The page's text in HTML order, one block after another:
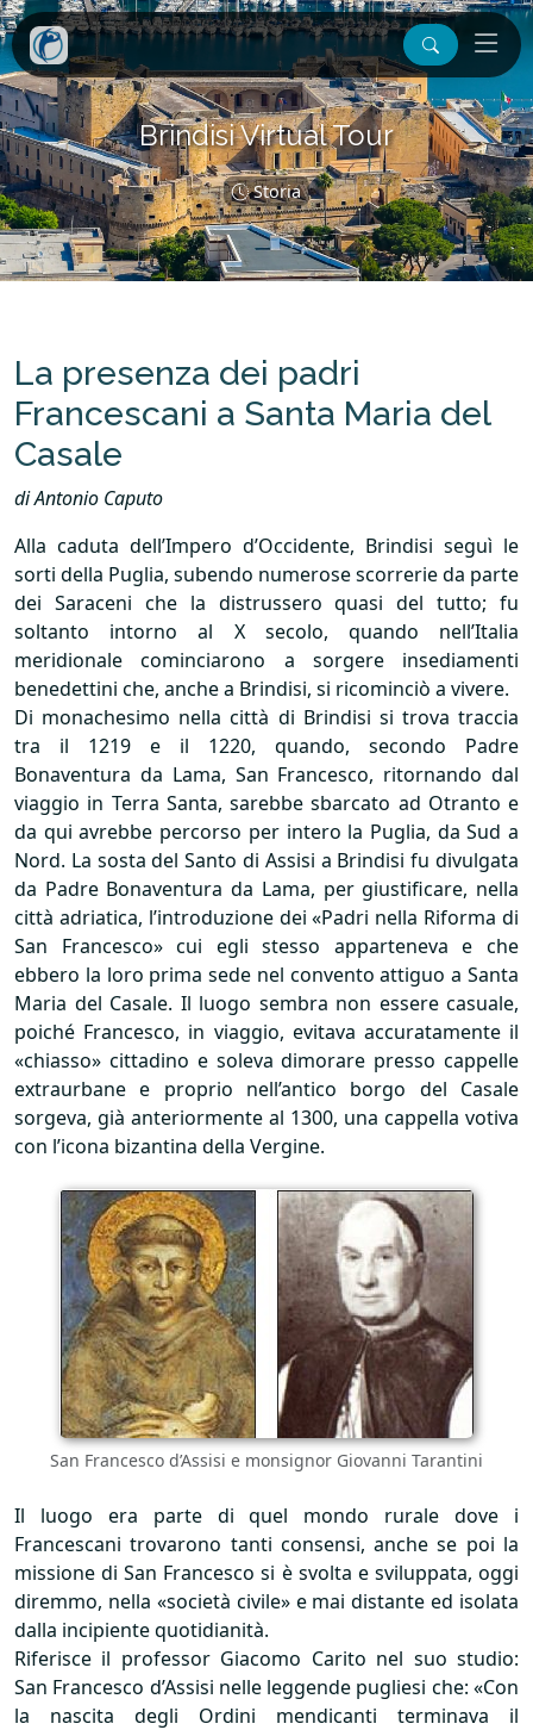
Brindisi Virtual Tour
Storia
La presenza dei padri
Francescani a Santa Maria del
Casale
di Antonio Caputo
Alla caduta dell’Impero d’Occidente, Brindisi seguì le
sorti della Puglia, subendo numerose scorrerie da parte
dei Saraceni che la distrussero quasi del tutto; fu
soltanto intorno al X secolo, quando nell’Italia
meridionale cominciarono a sorgere insediamenti
benedettini che, anche a Brindisi, si ricominciò a vivere.
Di monachesimo nella città di Brindisi si trova traccia
tra il 1219 e il 1220, quando, secondo Padre
Bonaventura da Lama, San Francesco, ritornando dal
viaggio in Terra Santa, sarebbe sbarcato ad Otranto e
da qui avrebbe percorso per intero la Puglia, da Sud a
Nord. La sosta del Santo di Assisi a Brindisi fu divulgata
da Padre Bonaventura da Lama, per giustificare, nella
città adriatica, l’introduzione dei «Padri nella Riforma di
San Francesco» cui egli stesso apparteneva e che
ebbero la loro prima sede nel convento attiguo a Santa
Maria del Casale. Il luogo sembra non essere casuale,
poiché Francesco, in viaggio, evitava accuratamente il
«chiasso» cittadino e soleva dimorare presso cappelle
extraurbane e proprio nell’antico borgo del Casale
sorgeva, già anteriormente al 1300, una cappella votiva
con l’icona bizantina della Vergine.
San Francesco d’Assisi e monsignor Giovanni Tarantini
Il luogo era parte di quel mondo rurale dove i
Francescani trovarono tanti consensi, anche se poi la
missione di San Francesco si è svolta e sviluppata, oggi
diremmo, nella «società civile» e mai distante ed isolata
dalla incipiente quotidianità.
Riferisce il professor Giacomo Carito nel suo studio:
San Francesco d’Assisi nelle leggende pugliesi che: «Con
la nascita degli Ordini mendicanti terminava il